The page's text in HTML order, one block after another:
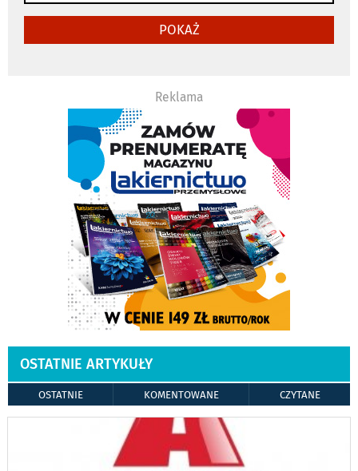
POKAŻ
Reklama
OSTATNIE ARTYKUŁY
OSTATNIE KOMENTOWANE CZYTANE